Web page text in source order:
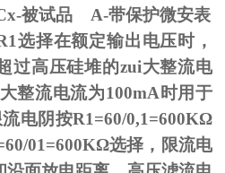
被试品 A-带保护微安表
选择在额定输出电压时，
过高压硅堆的zui大整流电
整流电流为100mA 时用于
电阴按R1=60/0,1=600KΩ
01=600KΩ选择，限流电